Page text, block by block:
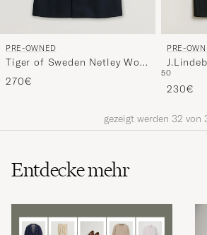
PRE-OWNED
Tiger of Sweden Netley Wool
Coat Navy 48
270€
PRE-
Melton
50
230€
gezeigt werden 32 von
Entdecke mehr